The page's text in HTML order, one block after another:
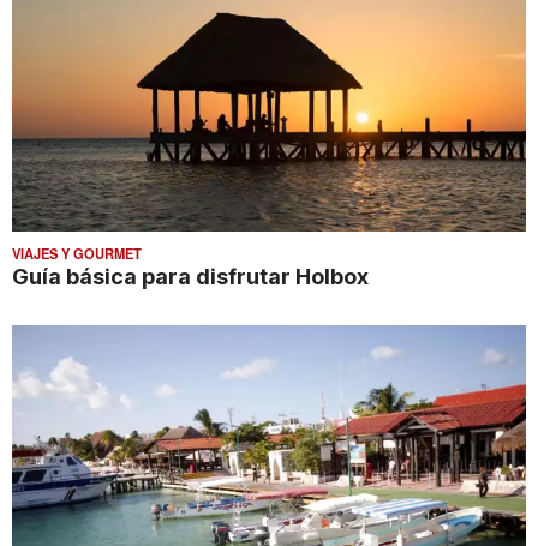
VIAJES Y GOURMET
Guía básica para disfrutar Holbox